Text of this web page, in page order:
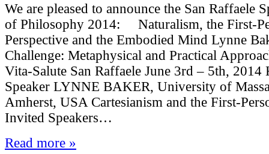
We are pleased to announce the San Raffaele
of Philosophy 2014: Naturalism, the First-
Perspective and the Embodied Mind Lynne
Challenge: Metaphysical and Practical
Vita-Salute San Raffaele June 3rd – 5th, 2014
Speaker LYNNE BAKER, University of
Amherst, USA Cartesianism and the First-
Invited Speakers…
Read more »